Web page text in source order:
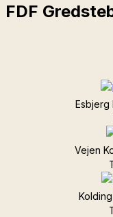
FDF
Esbjerg
Vejen